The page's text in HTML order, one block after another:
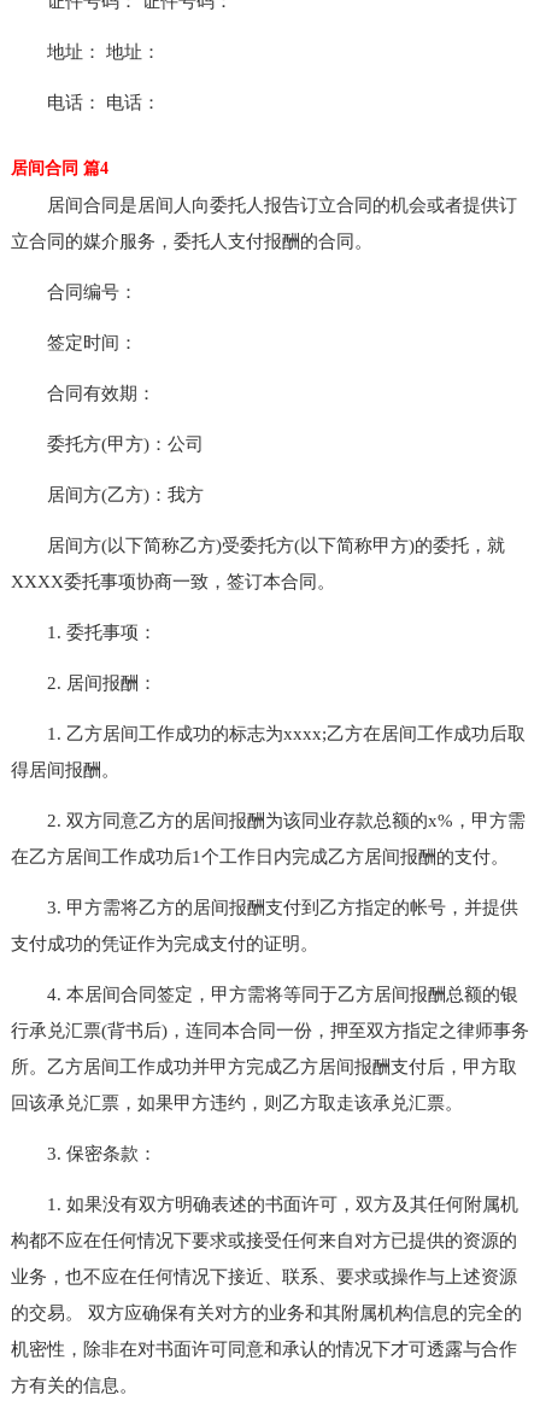
地址： 地址：
电话： 电话：
居间合同 篇4
居间合同是居间人向委托人报告订立合同的机会或者提供订
立合同的媒介服务，委托人支付报酬的合同。
合同编号：
签定时间：
合同有效期：
委托方(甲方)：公司
居间方(乙方)：我方
居间方(以下简称乙方)受委托方(以下简称甲方)的委托，就
XXXX委托事项协商一致，签订本合同。
1. 委托事项：
2. 居间报酬：
1. 乙方居间工作成功的标志为xxxx;乙方在居间工作成功后取
得居间报酬。
2. 双方同意乙方的居间报酬为该同业存款总额的x%，甲方需
在乙方居间工作成功后1个工作日内完成乙方居间报酬的支付。
3. 甲方需将乙方的居间报酬支付到乙方指定的帐号，并提供
支付成功的凭证作为完成支付的证明。
4. 本居间合同签定，甲方需将等同于乙方居间报酬总额的银
行承兑汇票(背书后)，连同本合同一份，押至双方指定之律师事务
所。乙方居间工作成功并甲方完成乙方居间报酬支付后，甲方取
回该承兑汇票，如果甲方违约，则乙方取走该承兑汇票。
3. 保密条款：
1. 如果没有双方明确表述的书面许可，双方及其任何附属机
构都不应在任何情况下要求或接受任何来自对方已提供的资源的
业务，也不应在任何情况下接近、联系、要求或操作与上述资源
的交易。 双方应确保有关对方的业务和其附属机构信息的完全的
机密性，除非在对书面许可同意和承认的情况下才可透露与合作
方有关的信息。